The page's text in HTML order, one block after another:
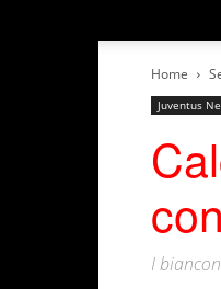
Home
Juventus
I